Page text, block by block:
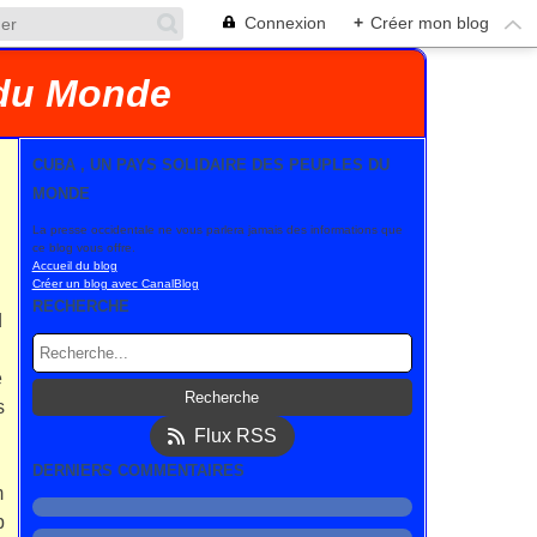
Connexion + Créer mon blog
Monde
CUBA , UN PAYS SOLIDAIRE DES PEUPLES DU
MONDE
La presse occidentale ne vous parlera jamais des informations que
ce blog vous offre.
Accueil du blog
Créer un blog avec CanalBlog
RECHERCHE
Flux RSS
DERNIERS COMMENTAIRES